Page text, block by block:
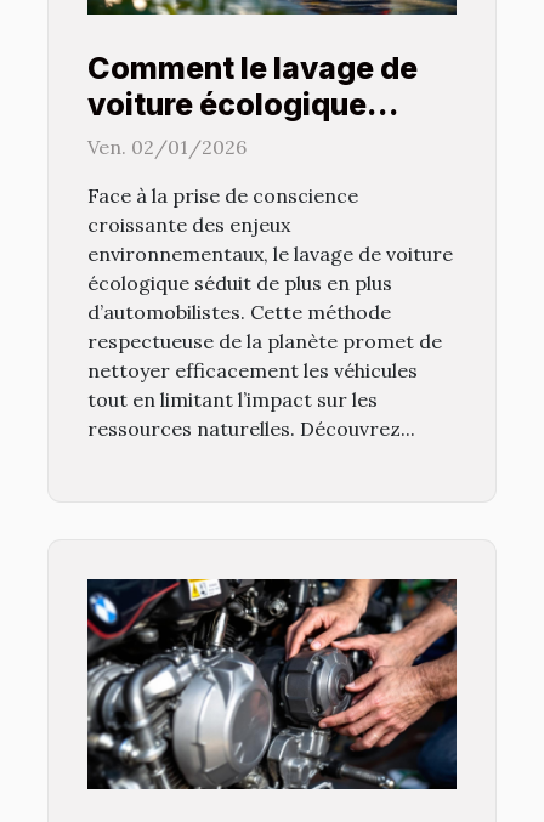
Comment le lavage de
voiture écologique
protège-t-il
Ven. 02/01/2026
Face à la prise de conscience
croissante des enjeux
environnementaux, le lavage de voiture
écologique séduit de plus en plus
d’automobilistes. Cette méthode
respectueuse de la planète promet de
nettoyer efficacement les véhicules
tout en limitant l’impact sur les
ressources naturelles. Découvrez...